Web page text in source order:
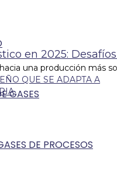
GASES
DE PROCESOS
en 2025:
una producción más